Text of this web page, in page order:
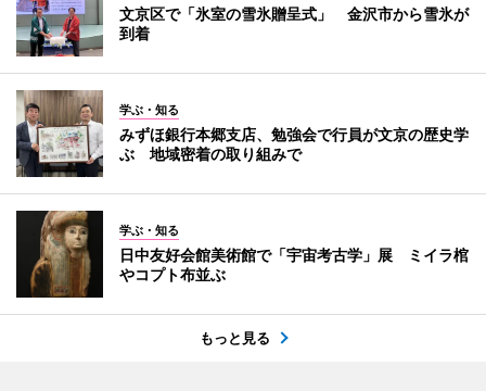
文京区で「氷室の雪氷贈呈式」 金沢市から雪氷が
到着
学ぶ・知る
みずほ銀行本郷支店、勉強会で行員が文京の歴史学
ぶ 地域密着の取り組みで
学ぶ・知る
日中友好会館美術館で「宇宙考古学」展 ミイラ棺
やコプト布並ぶ
もっと見る